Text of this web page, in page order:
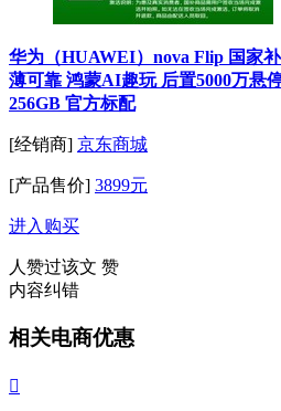
华为（HUAWEI）nova Flip 国家
薄可靠 鸿蒙AI趣玩 后置5000万悬
256GB 官方标配
[经销商] 京东商城
[产品售价] 3899元
进入购买
人赞过该文 赞
内容纠错
相关电商优惠
